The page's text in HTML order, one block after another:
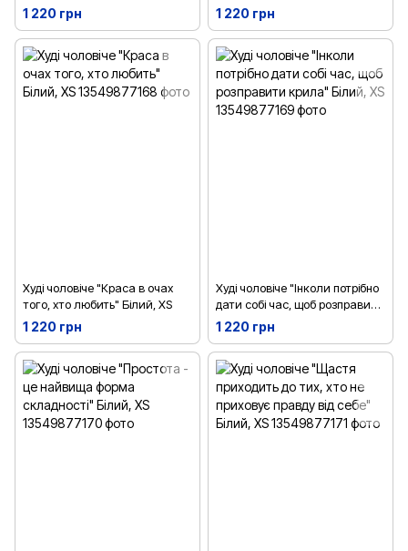
1 220 грн 1 220 грн
Худі чоловіче "Краса в очах
того, хто любить" Білий, XS
1 220 грн
Худі чоловіче "Інколи потрібно
дати собі час, щоб розправити
крила" Білий, XS
1 220 грн